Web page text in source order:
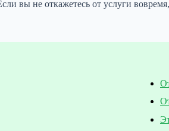
вы не откажетесь от услуги